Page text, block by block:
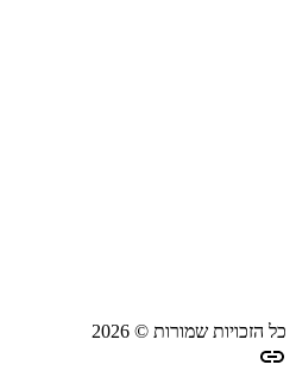
כל הזכויות שמורות © 2026